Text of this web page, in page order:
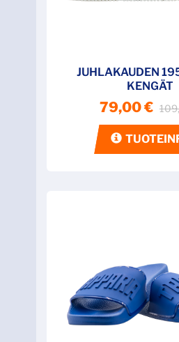
JUHLAKAUDEN
KENGÄT
79,00 €